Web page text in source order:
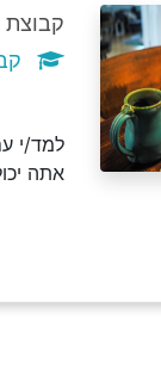
קבוצת
למד/י
אתה